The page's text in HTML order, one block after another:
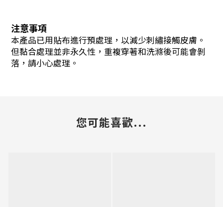
注意事項
本產品已用貼布進行預處理，以減少刺繡接觸皮膚。
但黏合處理並非永久性，重複穿著和洗滌後可能會剝
落，請小心處理。
您可能喜歡...